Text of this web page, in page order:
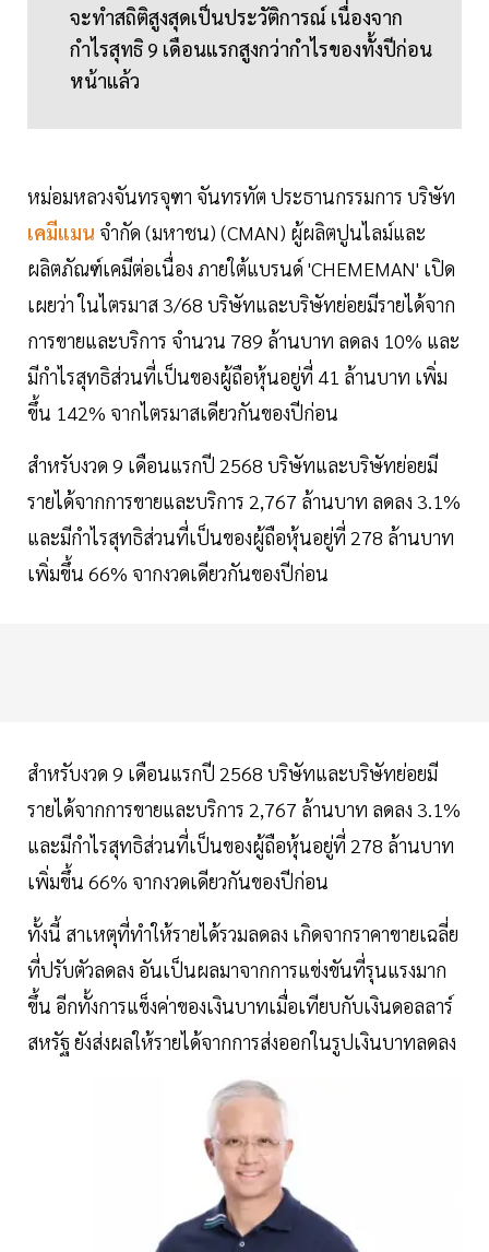
จะทำสถิติสูงสุดเป็นประวัติการณ์ เนื่องจาก
กำไรสุทธิ 9 เดือนแรกสูงกว่ากำไรของทั้งปีก่อน
หน้าแล้ว
หม่อมหลวงจันทรจุฑา จันทรทัต ประธานกรรมการ บริษัท
เคมีแมน จำกัด (มหาชน) (CMAN) ผู้ผลิตปูนไลม์และ
ผลิตภัณฑ์เคมีต่อเนื่อง ภายใต้แบรนด์ 'CHEMEMAN' เปิด
เผยว่า ในไตรมาส 3/68 บริษัทและบริษัทย่อยมีรายได้จาก
การขายและบริการ จำนวน 789 ล้านบาท ลดลง 10% และ
มีกำไรสุทธิส่วนที่เป็นของผู้ถือหุ้นอยู่ที่ 41 ล้านบาท เพิ่ม
ขึ้น 142% จากไตรมาสเดียวกันของปีก่อน
สำหรับงวด 9 เดือนแรกปี 2568 บริษัทและบริษัทย่อยมี
รายได้จากการขายและบริการ 2,767 ล้านบาท ลดลง 3.1%
และมีกำไรสุทธิส่วนที่เป็นของผู้ถือหุ้นอยู่ที่ 278 ล้านบาท
เพิ่มขึ้น 66% จากงวดเดียวกันของปีก่อน
สำหรับงวด 9 เดือนแรกปี 2568 บริษัทและบริษัทย่อยมี
รายได้จากการขายและบริการ 2,767 ล้านบาท ลดลง 3.1%
และมีกำไรสุทธิส่วนที่เป็นของผู้ถือหุ้นอยู่ที่ 278 ล้านบาท
เพิ่มขึ้น 66% จากงวดเดียวกันของปีก่อน
ทั้งนี้ สาเหตุที่ทำให้รายได้รวมลดลง เกิดจากราคาขายเฉลี่ย
ที่ปรับตัวลดลง อันเป็นผลมาจากการแข่งขันที่รุนแรงมาก
ขึ้น อีกทั้งการแข็งค่าของเงินบาทเมื่อเทียบกับเงินดอลลาร์
สหรัฐ ยังส่งผลให้รายได้จากการส่งออกในรูปเงินบาทลดลง